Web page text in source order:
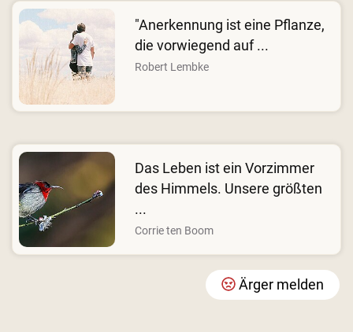
"Anerkennung ist eine Pflanze,
die vorwiegend auf ...
Robert Lembke
Das Leben ist ein Vorzimmer
des Himmels. Unsere größten
...
Corrie ten Boom
Ärger melden